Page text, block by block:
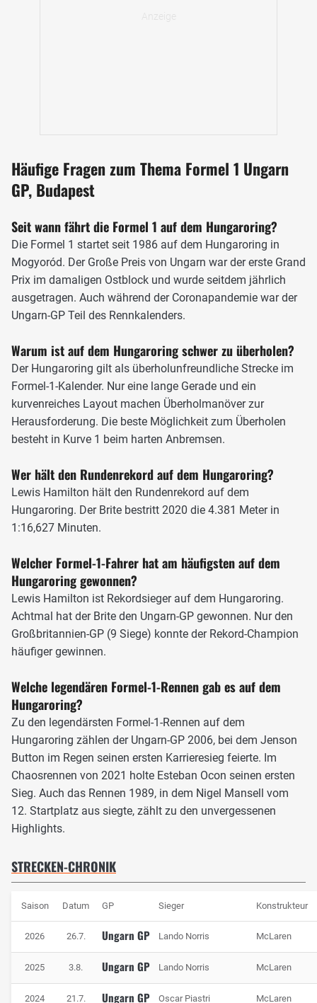
Abseits der Strecke gab es regelmäßig Anpassungen. Die
meisten Kiesbetten sind in den vergangenen Jahren
dem technisch anspruchsvollen Kurs mit seinem
gewöhnlich sehr staubigen Asphalt weniger hart bestraft
werden als in der Vergangenheit. Insgesamt gibt es auf
dem Hungaroring 14 Kurven, von denen acht Rechts- und
sechs Linkskurven sind. Mit einer Länge von 908 Metern ist
die Start-/Ziel-Gerade die längste Gerade auf der Strecke,
befindet.
Beim Anbremsen erreichen die Autos dabei
Verzögerungswerte bis zu 4,8 g. In der darauffolgenden
Kurve sind ebenfalls Überholmanöver möglich, vor allem
für einen Konter bietet sich Turn 2 an. Danach folgt das
auf der gesamten Rennstrecke. Die Anfahrt erfolgt auf
einem Bergauf-Stück und der Scheitelpunkt ist für die
Fahrer dadurch nicht zu sehen. Danach folgen langsamere
Passagen, welche den sehr technischen Charakter des
In der Schikane, den Kurven 6 und 7, bietet sich erneut eine
Überholmöglichkeit. Der Angriff auf den Gegner ist hier
allerdings mit einem hohen Risiko verbunden, da der Platz
an dieser Stelle sehr begrenzt ist. Ein Manöver ist zudem
nur möglich, wenn der Vordermann entweder einen
gravierenden Leistungsnachteil hat oder in Kurve fünf
Die Technik in Budapest
Insbesondere Kurve 1 gehört zu den harten Bremszonen in Ungarn, Foto:
Getty Images / Red Bull Content Pool
Aufgrund der wenigen harten Bremszonen muss die MGU-
K der Power Units gut abgestimmt sein, um trotz der
schlechten Voraussetzungen viel Energie zu gewinnen.
Unter dem Strich werden lediglich 14 Prozent der gesamten
Häufige Fragen zum Thema Formel 1 Ungarn
GP, Budapest
Seit wann fährt die Formel 1 auf dem Hungaroring?
Die Formel 1 startet seit 1986 auf dem Hungaroring in
Mogyoród. Der Große Preis von Ungarn war der erste Grand
Prix im damaligen Ostblock und wurde seitdem jährlich
ausgetragen. Auch während der Coronapandemie war der
Ungarn-GP Teil des Rennkalenders.
Warum ist auf dem Hungaroring schwer zu überholen?
Der Hungaroring gilt als überholunfreundliche Strecke im
Formel-1-Kalender. Nur eine lange Gerade und ein
kurvenreiches Layout machen Überholmanöver zur
Herausforderung. Die beste Möglichkeit zum Überholen
besteht in Kurve 1 beim harten Anbremsen.
Wer hält den Rundenrekord auf dem Hungaroring?
Lewis Hamilton hält den Rundenrekord auf dem
Hungaroring. Der Brite bestritt 2020 die 4.381 Meter in
1:16,627 Minuten.
Welcher Formel-1-Fahrer hat am häufigsten auf dem
Hungaroring gewonnen?
Lewis Hamilton ist Rekordsieger auf dem Hungaroring.
Achtmal hat der Brite den Ungarn-GP gewonnen. Nur den
Großbritannien-GP (9 Siege) konnte der Rekord-Champion
häufiger gewinnen.
Welche legendären Formel-1-Rennen gab es auf dem
Hungaroring?
Zu den legendärsten Formel-1-Rennen auf dem
Hungaroring zählen der Ungarn-GP 2006, bei dem Jenson
Button im Regen seinen ersten Karrieresieg feierte. Im
Chaosrennen von 2021 holte Esteban Ocon seinen ersten
Sieg. Auch das Rennen 1989, in dem Nigel Mansell vom
12. Startplatz aus siegte, zählt zu den unvergessenen
Highlights.
STRECKEN-CHRONIK
Saison Datum GP Sieger Konstrukteur
2026 26.7. Ungarn GP Lando Norris McLaren
2025 3.8. Ungarn GP Lando Norris McLaren
2024 21.7. Ungarn GP Oscar Piastri McLaren